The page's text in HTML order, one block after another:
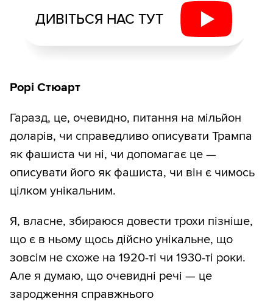
ДИВІТЬСЯ НАС ТУТ
Рорі Стюарт
Гаразд, це, очевидно, питання на мільйон
доларів, чи справедливо описувати Трампа
як фашиста чи ні, чи допомагає це —
описувати його як фашиста, чи він є чимось
цілком унікальним.
Я, власне, збираюся довести трохи пізніше,
що є в ньому щось дійсно унікальне, що
зовсім не схоже на 1920-ті чи 1930-ті роки.
Але я думаю, що очевидні речі — це
зародження справжнього